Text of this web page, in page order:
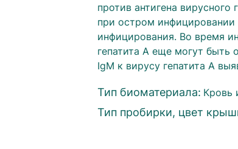
против антигена
при остром
инфицирования. Во время
гепатита А еще могут быть
IgM к вирусу гепатита А
Тип биоматериала: Кровь
Тип пробирки, цвет